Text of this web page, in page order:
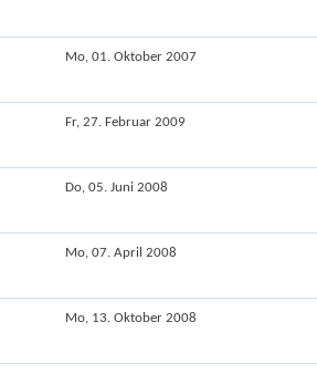
Mo, 01. Oktober 2007
Fr, 27. Februar 2009
Do, 05. Juni 2008
Mo, 07. April 2008
Mo, 13. Oktober 2008